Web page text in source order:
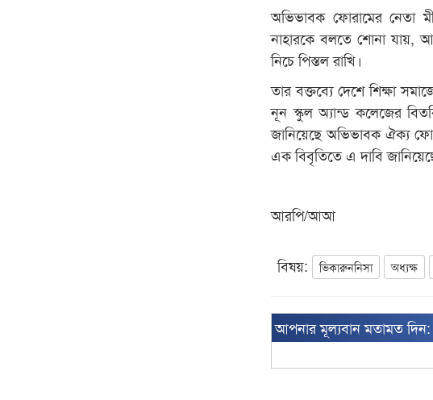
অভিভাবক ফোরামের নেতা
নাহারকে বলতে শোনা যায়,
নিচে পিস্তল রাখি।
তার বক্তব্যে দেশে শিক্ষা
নূন স্কুল অ্যান্ড কলেজের
জানিয়েছে অভিভাবক ঐক্য
এক বিবৃতিতে এ দাবি
আরপি/আআ
বিষয়: ভিকারুননিসা অধ্যক্ষ
আপনার মূল্যবান মতামত দিন: